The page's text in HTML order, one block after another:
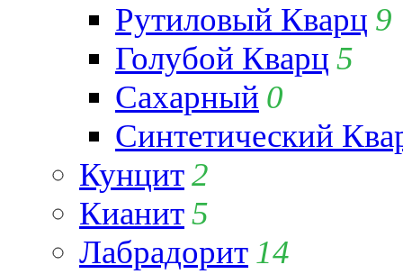
Рутиловый Кварц 9
Голубой Кварц 5
Сахарный 0
Синтетический
Кунцит2
Кианит5
Лабрадорит 14